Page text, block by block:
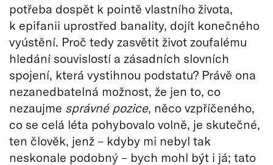
potřeba dospět k pointě vlastního života,
k epifanii uprostřed banality, dojít konečného
vyústění. Proč tedy zasvětit život zoufalému
hledání souvislostí a zásadních slovních
spojení, která vystihnou podstatu? Právě ona
nezanedbatelná možnost, že jen to, co
nezaujme správné pozice, něco vzpříčeného,
co se celá léta pohybovalo volně, je skutečné,
ten člověk, jenž – kdyby mi nebyl tak
neskonale podobný – bych mohl být i já; tato